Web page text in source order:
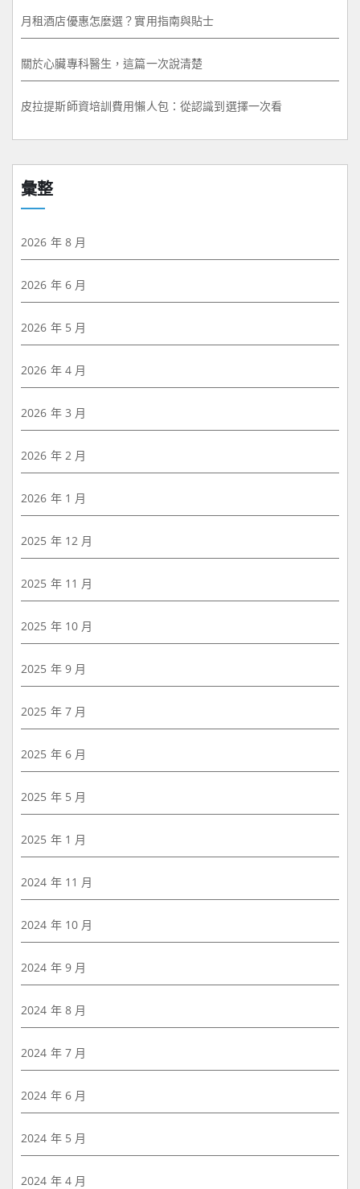
月租酒店優惠怎麼選？實用指南與貼士
關於心臟專科醫生，這篇一次說清楚
皮拉提斯師資培訓費用懶人包：從認識到選擇一次看
彙整
2026 年 8 月
2026 年 6 月
2026 年 5 月
2026 年 4 月
2026 年 3 月
2026 年 2 月
2026 年 1 月
2025 年 12 月
2025 年 11 月
2025 年 10 月
2025 年 9 月
2025 年 7 月
2025 年 6 月
2025 年 5 月
2025 年 1 月
2024 年 11 月
2024 年 10 月
2024 年 9 月
2024 年 8 月
2024 年 7 月
2024 年 6 月
2024 年 5 月
2024 年 4 月